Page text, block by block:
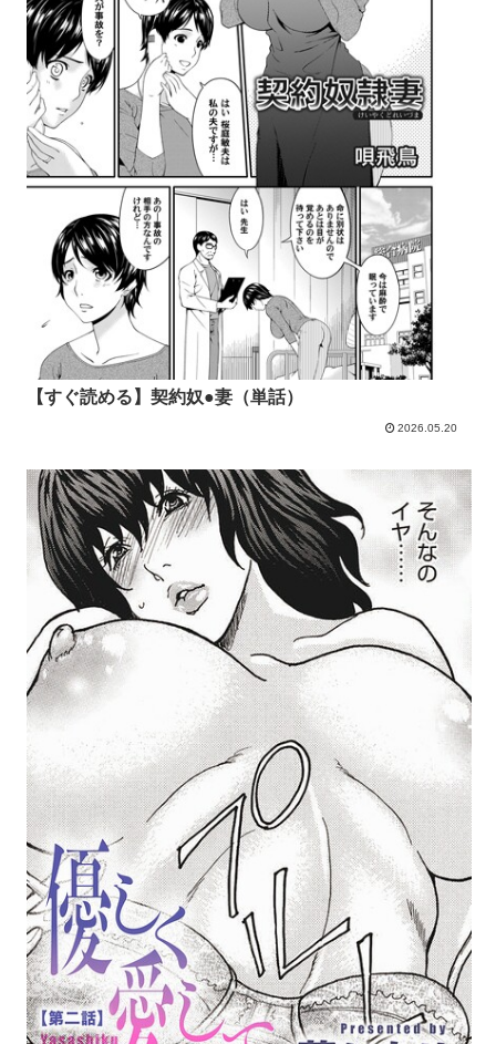
【すぐ読める】契約奴●妻（単話）
2026.05.20